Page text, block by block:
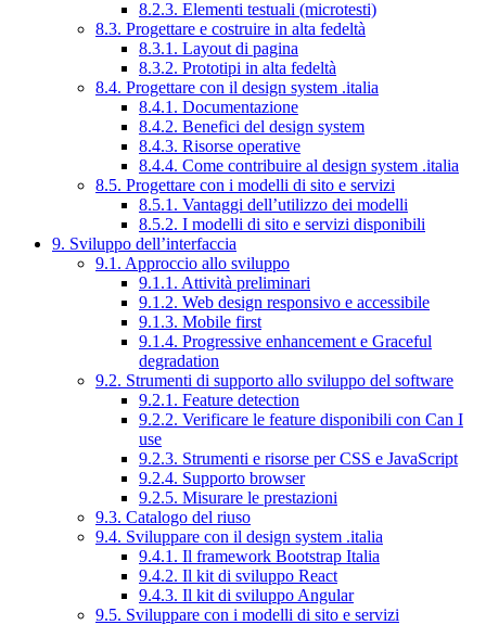
8.2.3. Elementi testuali (microtesti)
8.3. Progettare e costruire in alta fedeltà
8.3.1. Layout di pagina
8.3.2. Prototipi in alta fedeltà
8.4. Progettare con il design system .italia
8.4.1. Documentazione
8.4.2. Benefici del design system
8.4.3. Risorse operative
8.4.4. Come contribuire al design system .italia
8.5. Progettare con i modelli di sito e servizi
8.5.1. Vantaggi dell’utilizzo dei modelli
8.5.2. I modelli di sito e servizi disponibili
9. Sviluppo dell’interfaccia
9.1. Approccio allo sviluppo
9.1.1. Attività preliminari
9.1.2. Web design responsivo e accessibile
9.1.3. Mobile first
9.1.4. Progressive enhancement e Graceful
degradation
9.2. Strumenti di supporto allo sviluppo del software
9.2.1. Feature detection
9.2.2. Verificare le feature disponibili con Can I
use
9.2.3. Strumenti e risorse per CSS e JavaScript
9.2.4. Supporto browser
9.2.5. Misurare le prestazioni
9.3. Catalogo del riuso
9.4. Sviluppare con il design system .italia
9.4.1. Il framework Bootstrap Italia
9.4.2. Il kit di sviluppo React
9.4.3. Il kit di sviluppo Angular
9.5. Sviluppare con i modelli di sito e servizi